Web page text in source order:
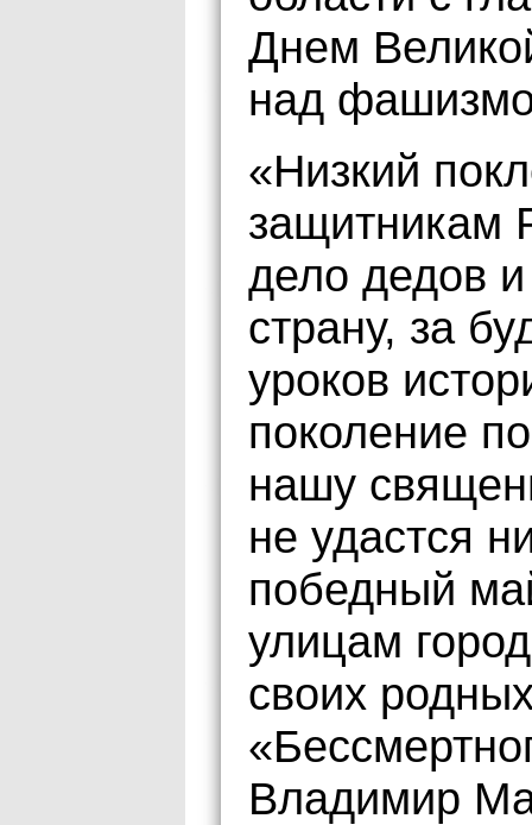
Днем
над
«Низкий
защитникам
дело дедов
страну, за
уроков
поколение
нашу
не удастся
победный
улицам
своих
Владимир